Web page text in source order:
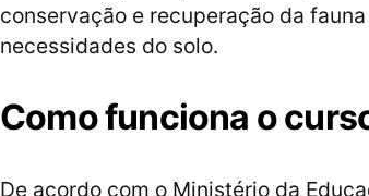
conservação e recuperação da
necessidades do solo.
Como funciona o
De acordo com o Ministério da